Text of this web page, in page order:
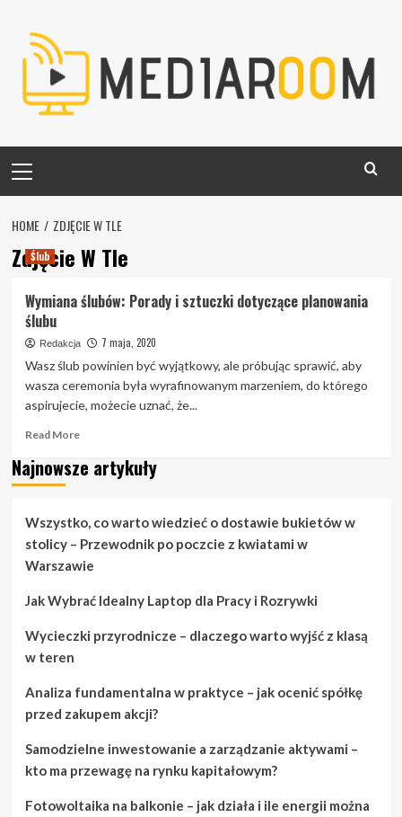
content
Menu
HOME ZDJĘCIE W TLE
Zdjęcie W Tle
Ślub
Wymiana ślubów: Porady i sztuczki dotyczące planowania
ślubu
Redakcja 7 maja, 2020
Wasz ślub powinien być wyjątkowy, ale próbując sprawić, aby
wasza ceremonia była wyrafinowanym marzeniem, do którego
aspirujecie, możecie uznać, że...
Read MoreRead
about
Wymiana
sztuczki
dotyczące
ślubu
Najnowsze artykuły
Wszystko, co warto wiedzieć o dostawie bukietów w
stolicy – Przewodnik po poczcie z kwiatami w
Warszawie
Jak Wybrać Idealny Laptop dla Pracy i Rozrywki
Wycieczki przyrodnicze – dlaczego warto wyjść z klasą
w teren
Analiza fundamentalna w praktyce – jak ocenić spółkę
przed zakupem akcji?
Samodzielne inwestowanie a zarządzanie aktywami –
kto ma przewagę na rynku kapitałowym?
Fotowoltaika na balkonie – jak działa i ile energii można